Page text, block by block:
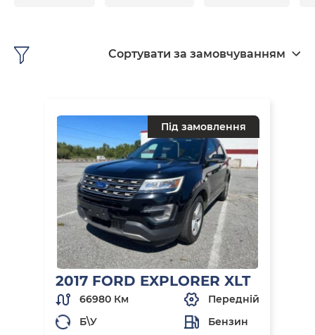
Сортувати за замовчуванням
Під замовлення
2017 FORD EXPLORER XLT
66980 Км
Передній
Б\У
Бензин